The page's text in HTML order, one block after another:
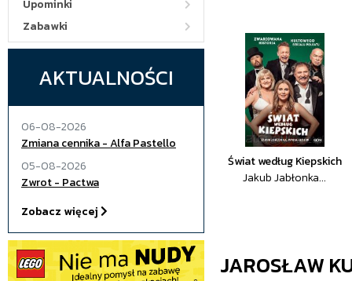
Upominki
Zabawki
AKTUALNOŚCI
06-08-2026
Zmiana cennika - Alfa Pastello
05-08-2026
Zwrot - Pactwa
Zobacz więcej
Świat według Kiepskich
Jakub Jabłonka...
JAROSŁAW